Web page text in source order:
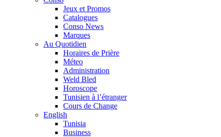
Jeux et Promos
Catalogues
Conso News
Marques
Au Quotidien
Horaires de Prière
Méteo
Administration
Weld Bled
Horoscope
Tunisien à l’étranger
Cours de Change
English
Tunisia
Business